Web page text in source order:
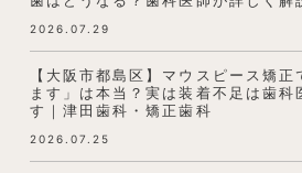
2026.07.29
【大阪市都島区】マウスピース矯
ます」は本当？実は装着不足は歯科
す｜津田歯科・矯正歯科
2026.07.25